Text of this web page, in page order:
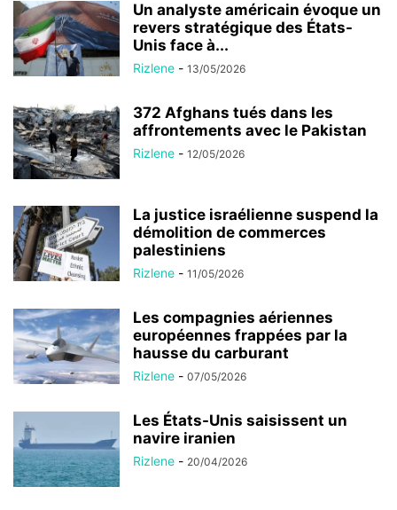
Un analyste américain évoque un
revers stratégique des États-
Unis face à...
Rizlene - 13/05/2026
372 Afghans tués dans les
affrontements avec le Pakistan
Rizlene - 12/05/2026
La justice israélienne suspend la
démolition de commerces
palestiniens
Rizlene - 11/05/2026
Les compagnies aériennes
européennes frappées par la
hausse du carburant
Rizlene - 07/05/2026
Les États-Unis saisissent un
navire iranien
Rizlene - 20/04/2026